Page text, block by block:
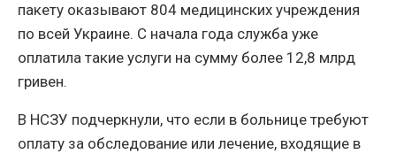
пакету оказывают 804 медицинских учреждения
по всей Украине. С начала года служба уже
оплатила такие услуги на сумму более 12,8 млрд
гривен.
В НСЗУ подчеркнули, что если в больнице требуют
оплату за обследование или лечение, входящие в